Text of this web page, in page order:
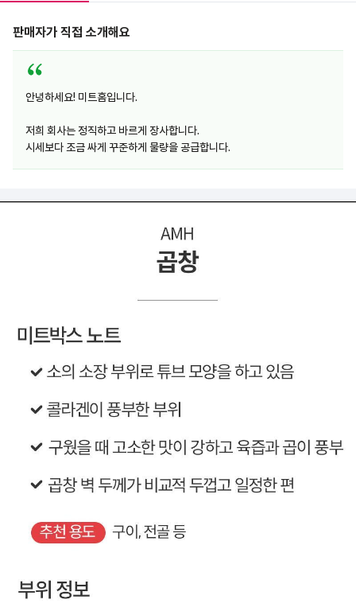
판매자가 직접 소개해요
안녕하세요! 미트홈입니다.
저희 회사는 정직하고 바르게 장사합니다.
시세보다 조금 싸게 꾸준하게 물량을 공급합니다.